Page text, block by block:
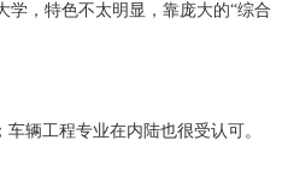
学，特色不太明显，靠庞大的“综合
辆工程专业在内陆也很受认可。